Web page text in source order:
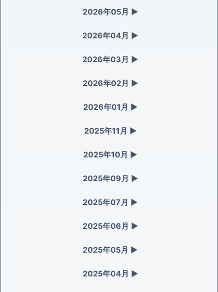
2026年05月 ▶
2026年04月 ▶
2026年03月 ▶
2026年02月 ▶
2026年01月 ▶
2025年11月 ▶
2025年10月 ▶
2025年09月 ▶
2025年07月 ▶
2025年06月 ▶
2025年05月 ▶
2025年04月 ▶